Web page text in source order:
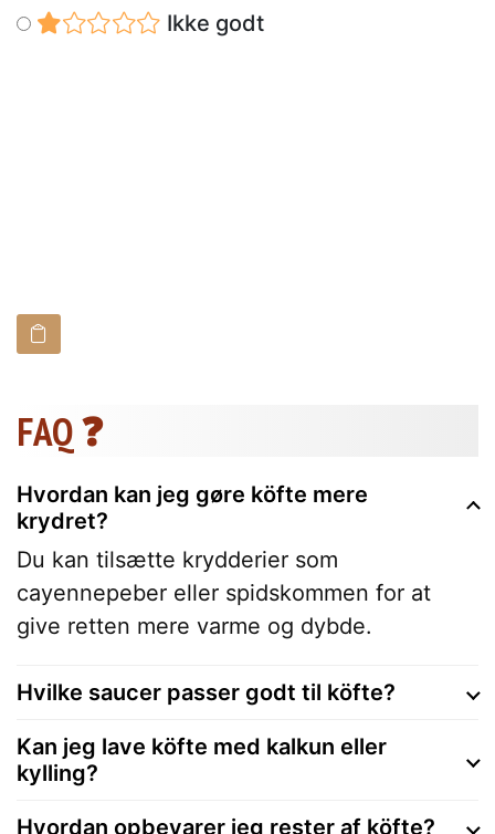
Ikke godt
FAQ ❓
Hvordan kan jeg gøre köfte mere
krydret?
Du kan tilsætte krydderier som
cayennepeber eller spidskommen for at
give retten mere varme og dybde.
Hvilke saucer passer godt til köfte?
Kan jeg lave köfte med kalkun eller
kylling?
Hvordan opbevarer jeg rester af köfte?